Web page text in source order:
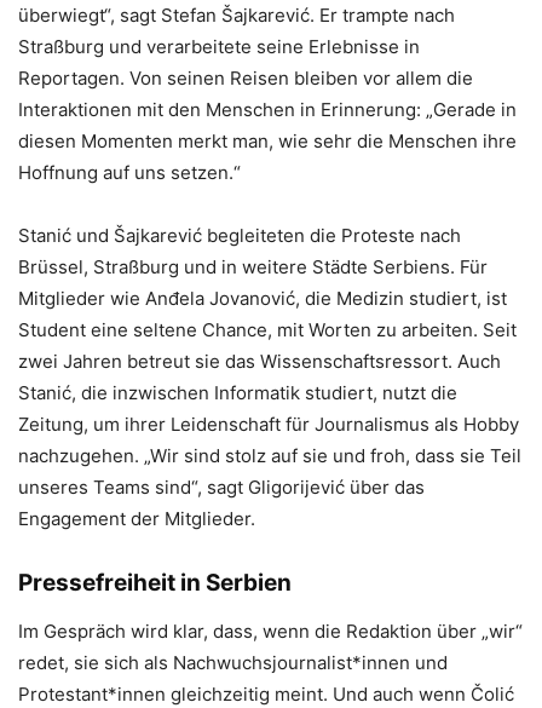
überwiegt“, sagt Stefan Šajkarević. Er trampte nach
Straßburg und verarbeitete seine Erlebnisse in
Reportagen. Von seinen Reisen bleiben vor allem die
Interaktionen mit den Menschen in Erinnerung: „Gerade in
diesen Momenten merkt man, wie sehr die Menschen ihre
Hoffnung auf uns setzen.“
Stanić und Šajkarević begleiteten die Proteste nach
Brüssel, Straßburg und in weitere Städte Serbiens. Für
Mitglieder wie Anđela Jovanović, die Medizin studiert, ist
Student eine seltene Chance, mit Worten zu arbeiten. Seit
zwei Jahren betreut sie das Wissenschaftsressort. Auch
Stanić, die inzwischen Informatik studiert, nutzt die
Zeitung, um ihrer Leidenschaft für Journalismus als Hobby
nachzugehen. „Wir sind stolz auf sie und froh, dass sie Teil
unseres Teams sind“, sagt Gligorijević über das
Engagement der Mitglieder.
Pressefreiheit in Serbien
Im Gespräch wird klar, dass, wenn die Redaktion über „wir“
redet, sie sich als Nachwuchsjournalist*innen und
Protestant*innen gleichzeitig meint. Und auch wenn Čolić